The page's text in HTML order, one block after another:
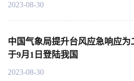
2023-08-30
中国气象局提升台风应急响应为
于9月1日登陆我国
2023-08-30